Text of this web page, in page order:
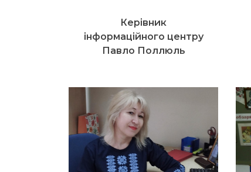
Керівник
інформаційного центру
Павло Поллюль